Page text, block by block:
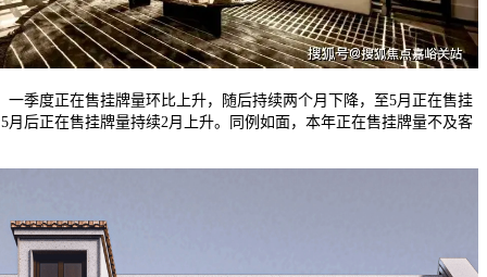
度正在售挂牌量环比上升，随后持续两个月下降，至5月正在售挂
月后正在售挂牌量持续2月上升。同例如面，本年正在售挂牌量不及客